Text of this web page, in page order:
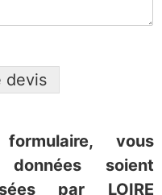
devis
vous
soient
par LOIRE